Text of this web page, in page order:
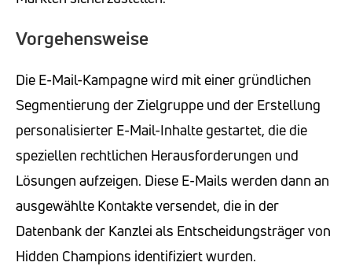
Vorgehensweise
Die E-Mail-Kampagne wird mit einer gründlichen
Segmentierung der Zielgruppe und der Erstellung
personalisierter E-Mail-Inhalte gestartet, die die
speziellen rechtlichen Herausforderungen und
Lösungen aufzeigen. Diese E-Mails werden dann an
ausgewählte Kontakte versendet, die in der
Datenbank der Kanzlei als Entscheidungsträger von
Hidden Champions identifiziert wurden.